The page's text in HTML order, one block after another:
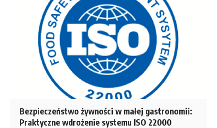
Bezpieczeństwo żywności w małej gastronomii:
Praktyczne wdrożenie systemu ISO 22000